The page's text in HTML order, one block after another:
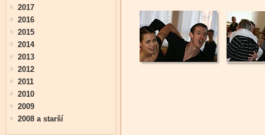
2017
2016
2015
2014
2013
2012
2011
2010
2009
2008 a starší